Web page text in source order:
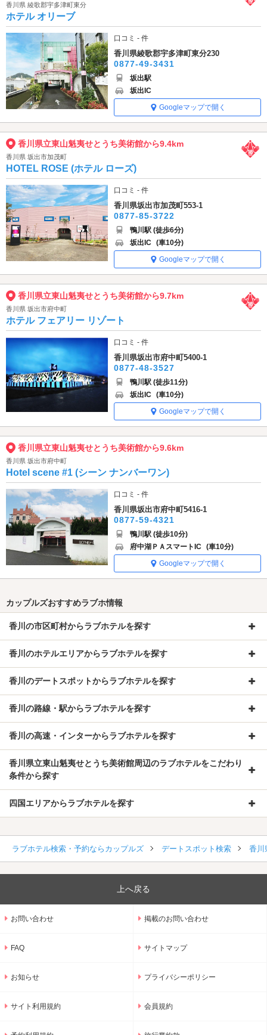
香川県 綾歌郡宇多津町東分
ホテル オリーブ
口コミ - 件
香川県綾歌郡宇多津町東分230
0877-49-3431
坂出駅
坂出IC
Googleマップで開く
香川県立東山魁夷せとうち美術館から9.4km
香川県 坂出市加茂町
HOTEL ROSE (ホテル ローズ)
口コミ - 件
香川県坂出市加茂町553-1
0877-85-3722
鴨川駅 (徒歩6分)
坂出IC (車10分)
Googleマップで開く
香川県立東山魁夷せとうち美術館から9.7km
香川県 坂出市府中町
ホテル フェアリー リゾート
口コミ - 件
香川県坂出市府中町5400-1
0877-48-3527
鴨川駅 (徒歩11分)
坂出IC (車10分)
Googleマップで開く
香川県立東山魁夷せとうち美術館から9.6km
香川県 坂出市府中町
Hotel scene #1 (シーン ナンバーワン)
口コミ - 件
香川県坂出市府中町5416-1
0877-59-4321
鴨川駅 (徒歩10分)
府中湖ＰＡスマートIC (車10分)
Googleマップで開く
カップルズおすすめラブホ情報
香川の市区町村からラブホテルを探す
香川のホテルエリアからラブホテルを探す
香川のデートスポットからラブホテルを探す
香川の路線・駅からラブホテルを探す
香川の高速・インターからラブホテルを探す
香川県立東山魁夷せとうち美術館周辺のラブホテルをこだわり
条件から探す
四国エリアからラブホテルを探す
ラブホテル検索・予約ならカップルズ デートスポット検索 香川
上へ戻る
お問い合わせ 掲載のお問い合わせ
FAQ サイトマップ
お知らせ プライバシーポリシー
サイト利用規約 会員規約